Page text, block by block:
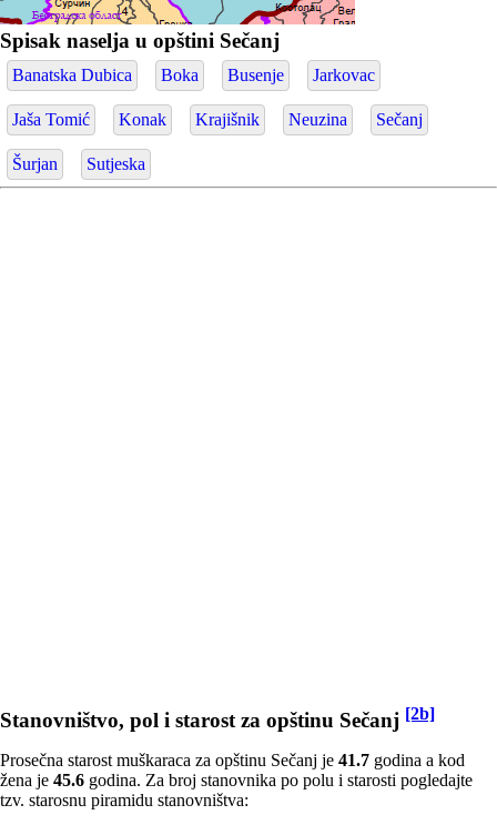
Spisak naselja u opštini Sečanj
Banatska Dubica Boka Busenje Jarkovac
Jaša Tomić Konak Krajišnik Neuzina Sečanj
Šurjan Sutjeska
Stanovništvo, pol i starost za opštinu Sečanj [2b]
Prosečna starost muškaraca za opštinu Sečanj je 41.7 godina a kod
žena je 45.6 godina. Za broj stanovnika po polu i starosti pogledajte
tzv. starosnu piramidu stanovništva: